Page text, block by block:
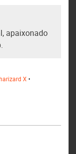
apaixonado
X •